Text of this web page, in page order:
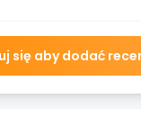
się aby dodać